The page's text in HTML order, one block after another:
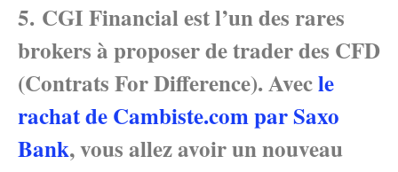
5. CGI Financial est l’un des rares
brokers à proposer de trader des CFD
(Contrats For Difference). Avecle
rachat de Cambiste.com par Saxo
Bank, vous allez avoir un nouveau